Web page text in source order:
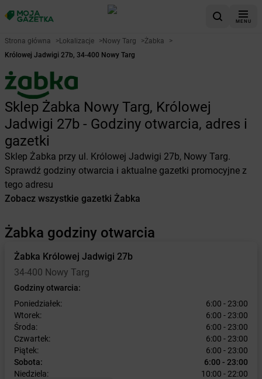
MENU
Strona główna >Lokalizacje >Nowy Targ >Żabka
>
Królowej Jadwigi 27b, 34-400 Nowy Targ
Sklep Żabka Nowy Targ, Królowej
Jadwigi 27b - Godziny otwarcia, adres i
gazetki
Sklep Żabka przy ul. Królowej Jadwigi 27b, Nowy Targ.
Sprawdź godziny otwarcia i aktualne gazetki promocyjne z
tego adresu
Zobacz wszystkie gazetki Żabka
Żabka godziny otwarcia
Żabka Królowej Jadwigi 27b
34-400 Nowy Targ
Godziny otwarcia:
Poniedziałek:
6:00 - 23:00
Wtorek:
6:00 - 23:00
Środa:
6:00 - 23:00
Czwartek:
6:00 - 23:00
Piątek:
6:00 - 23:00
Sobota:
6:00 - 23:00
Niedziela:
10:00 - 22:00